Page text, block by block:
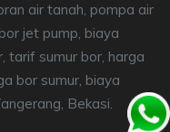
air tanah, pompa air
jet pump, biaya
tarif sumur bor, harga
bor sumur, biaya
Bekasi.